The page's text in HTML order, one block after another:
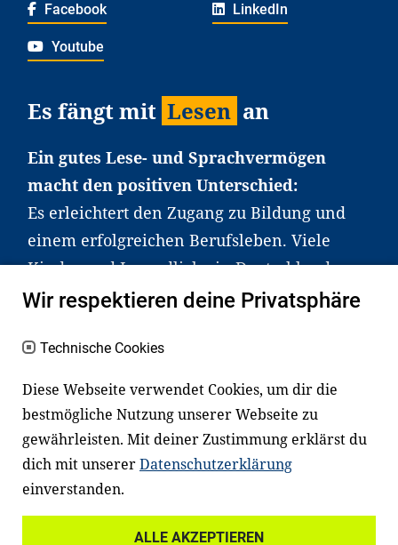
Facebook LinkedIn
Youtube
Es fängt mit Lesen an
Ein gutes Lese- und Sprachvermögen
macht den positiven Unterschied:
Es erleichtert den Zugang zu Bildung und
einem erfolgreichen Berufsleben. Viele
Kinder und Jugendliche in Deutschland
haben aber große Schwierigkeiten dabei.
an Familien sowie an Erzieher*innen,
Fachexpert*innen. Dafür arbeiten wir eng
mit Ministerien, wissenschaftlichen
Einrichtungen, Verbänden, Unternehmen
und anderen Stiftungen zusammen.
Wir respektieren deine Privatsphäre
Technische Cookies
Diese Webseite verwendet Cookies, um dir die
bestmögliche Nutzung unserer Webseite zu
gewährleisten. Mit deiner Zustimmung erklärst du
dich mit unsererDatenschutzerklärung
einverstanden.
ALLE AKZEPTIEREN